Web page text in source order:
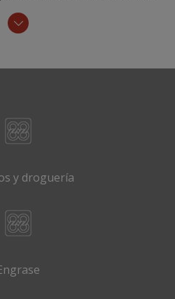
y droguería